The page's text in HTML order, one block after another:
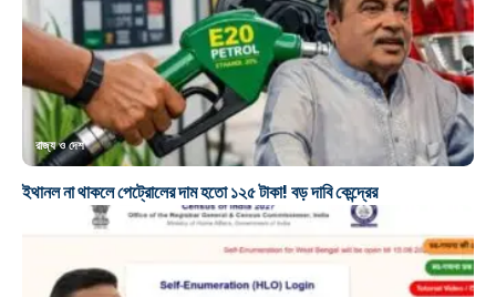
রাজ্য ও দেশ
ইথানল না থাকলে পেট্রোলের দাম হতো ১২৫ টাকা! বড় দাবি কেন্দ্রের